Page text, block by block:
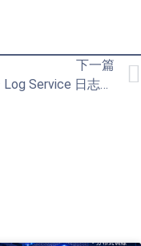
下一篇
阿里云 Log Service 日志分析与监控实践：企业级可观测性落地指南